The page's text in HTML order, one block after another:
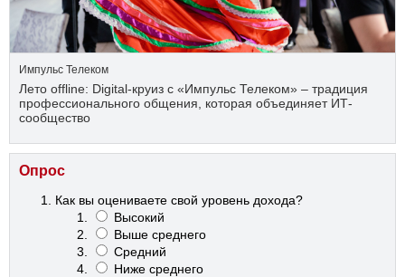
Импульс Телеком
Лето offline: Digital-круиз с «Импульс Телеком» – традиция
профессионального общения, которая объединяет ИТ-
сообщество
Опрос
Как вы оцениваете свой уровень дохода?
Высокий
Выше среднего
Средний
Ниже среднего